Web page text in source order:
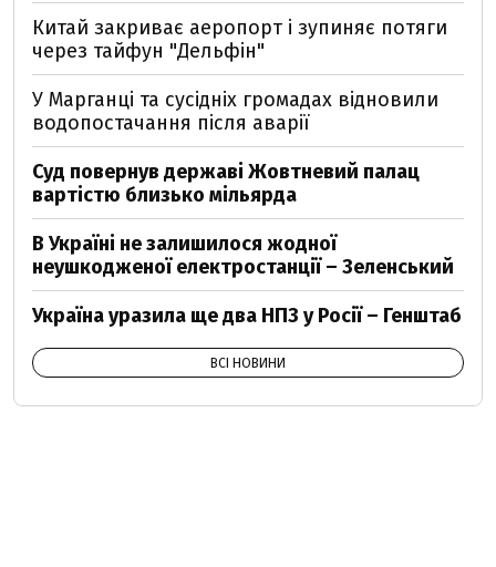
Китай закриває аеропорт і зупиняє потяги
через тайфун "Дельфін"
У Марганці та сусідніх громадах відновили
водопостачання після аварії
Суд повернув державі Жовтневий палац
вартістю близько мільярда
В Україні не залишилося жодної
неушкодженої електростанції – Зеленський
Україна уразила ще два НПЗ у Росії – Генштаб
ВСІ НОВИНИ